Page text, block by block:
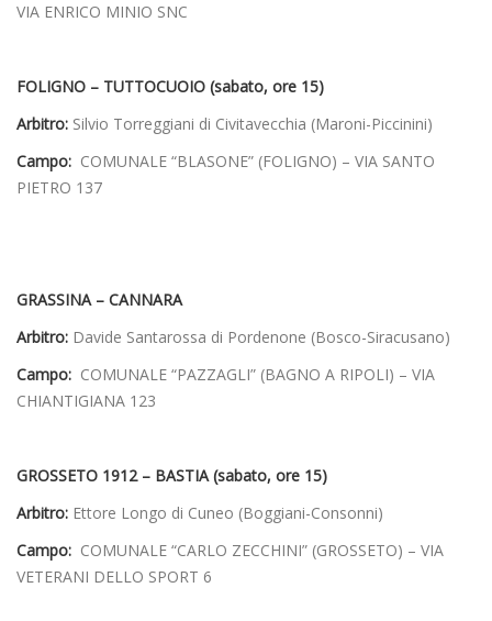
VIA ENRICO MINIO SNC
FOLIGNO – TUTTOCUOIO (sabato, ore 15)
Arbitro: Silvio Torreggiani di Civitavecchia (Maroni-Piccinini)
Campo: COMUNALE “BLASONE” (FOLIGNO) – VIA SANTO
PIETRO 137
GRASSINA – CANNARA
Arbitro: Davide Santarossa di Pordenone (Bosco-Siracusano)
Campo: COMUNALE “PAZZAGLI” (BAGNO A RIPOLI) – VIA
CHIANTIGIANA 123
GROSSETO 1912 – BASTIA (sabato, ore 15)
Arbitro: Ettore Longo di Cuneo (Boggiani-Consonni)
Campo: COMUNALE “CARLO ZECCHINI” (GROSSETO) – VIA
VETERANI DELLO SPORT 6